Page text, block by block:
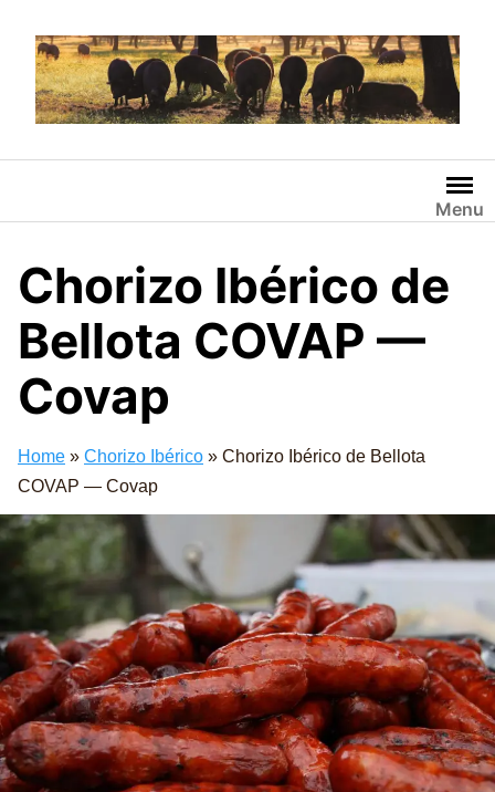
contenido
Menu
Chorizo Ibérico de
Bellota COVAP —
Covap
Home » Chorizo Ibérico » Chorizo Ibérico de Bellota
COVAP — Covap